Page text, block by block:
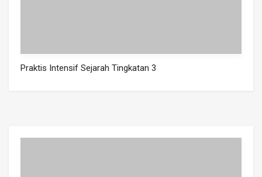
Praktis Intensif Sejarah Tingkatan 3